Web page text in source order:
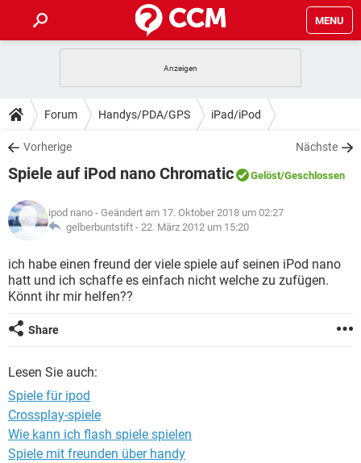
MENU
ANDROID IOS
WINDOWS 10
WHATSAPP TIKTOK
FACEBOOK
TIPPS & TRICKS
SPIELE STREAMING
WHATSAPP TIKTOK
FACEBOOK
DOWNLOADS
SPIELE STREAMING
ANDROID
WINDOWS 10 INSTAGRAM
WHATSAPP TIKTOK
FACEBOOK HARDWARE
FORUM
SPIELE STREAMING
ANDROID
WINDOWS 10 INSTAGRAM
WHATSAPP
FACEBOOK
LEXIKON
SPIELE STREAMING
ANDROID IOS
WHATSAPP
FACEBOOK
Forum Handys/PDA/GPS iPad/iPod
Vorherige Nächste
Spiele auf iPod nano Chromatic Gelöst/Geschlossen
ipod nano - Geändert am 17. Oktober 2018 um 02:27
gelberbuntstift - 22. März 2012 um 15:20
ich habe einen freund der viele spiele auf seinen iPod nano
hatt und ich schaffe es einfach nicht welche zu zufügen.
Könnt ihr mir helfen??
Share
Lesen Sie auch:
Spiele für ipod
Crossplay-spiele
Wie kann ich flash spiele spielen
Spiele mit freunden über handy